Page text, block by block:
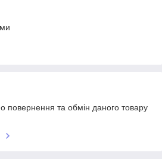
повернення та обмін даного товару